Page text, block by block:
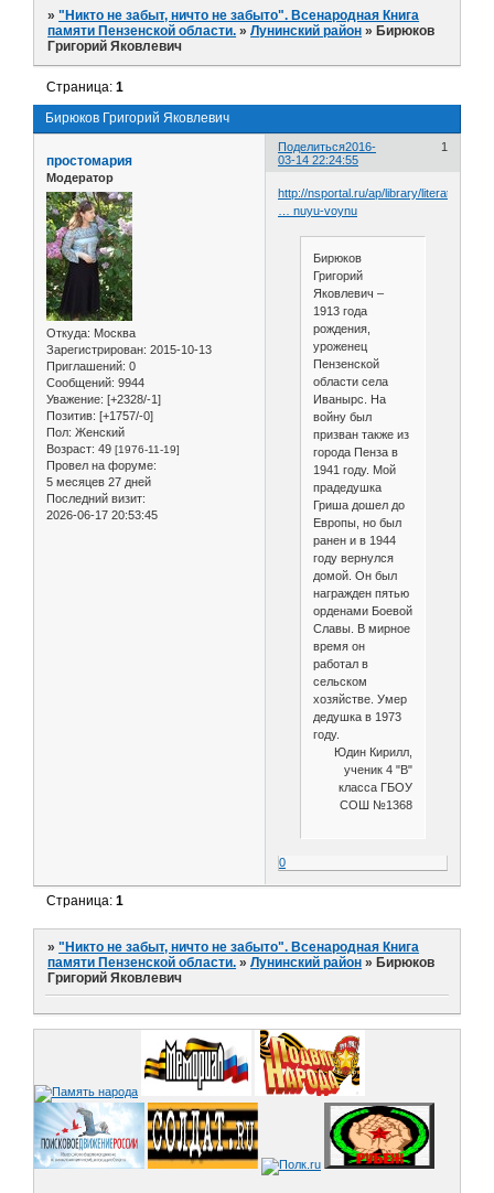
»"Никто не забыт, ничто не забыто". Всенародная Книга
памяти Пензенской области. »Лунинский район » Бирюков
Григорий Яковлевич
Бирюков Григорий Яковлевич
Страница:1
Поделиться 1
2016-
03-14 22:24:55
простомария
Модератор
Откуда: Москва
Зарегистрирован: 2015-10-13
Приглашений: 0
Сообщений: 9944
Уважение: [+2328/-1]
Позитив: [+1757/-0]
Пол: Женский
Возраст: 49 [1976-11-19]
Провел на форуме:
5 месяцев 27 дней
Последний визит:
2026-06-17 20:53:45
http://nsportal.ru/ap/library/literatur
… nuyu-voynu
Бирюков
Григорий
Яковлевич –
1913 года
рождения,
уроженец
Пензенской
области села
Иванырс. На
войну был
призван также из
города Пенза в
1941 году. Мой
прадедушка
Гриша дошел до
Европы, но был
ранен и в 1944
году вернулся
домой. Он был
награжден пятью
орденами Боевой
Славы. В мирное
время он
работал в
сельском
хозяйстве. Умер
дедушка в 1973
году.
Юдин Кирилл,
ученик 4 "В"
класса ГБОУ
СОШ №1368
0
Страница:1
»"Никто не забыт, ничто не забыто". Всенародная Книга
памяти Пензенской области. »Лунинский район » Бирюков
Григорий Яковлевич